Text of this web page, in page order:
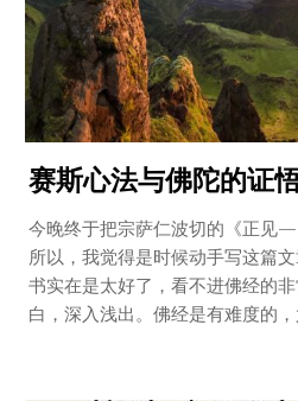
赛斯心法与佛陀的证
今晚终于把宗萨仁波切的《正见
所以，我觉得是时候动手写这篇
书实在是太好了，看不进佛经的
白，深入浅出。佛经是有难度的